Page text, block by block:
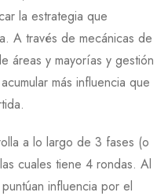
la estrategia que
A través de mecánicas de
áreas y mayorías y gestión
más influencia que
a lo largo de 3 fases (o
cuales tiene 4 rondas. Al
influencia por el